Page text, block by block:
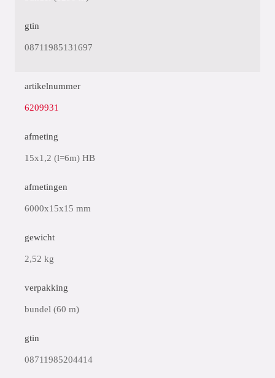
gtin
08711985131697
artikelnummer
6209931
afmeting
15x1,2 (l=6m) HB
afmetingen
6000x15x15 mm
gewicht
2,52 kg
verpakking
bundel (60 m)
gtin
08711985204414